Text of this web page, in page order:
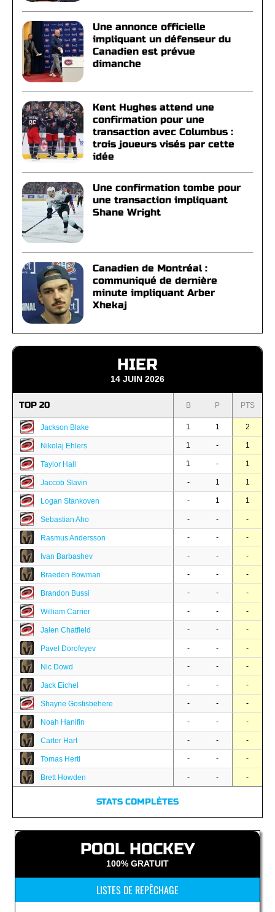
Une annonce officielle
impliquant un défenseur du
Canadien est prévue
dimanche
Kent Hughes attend une
confirmation pour une
transaction avec Columbus :
trois joueurs visés par cette
idée
Une confirmation tombe pour
une transaction impliquant
Shane Wright
Canadien de Montréal :
communiqué de dernière
minute impliquant Arber
Xhekaj
HIER
14 JUIN 2026
TOP 20 B P PTS
Jackson Blake 1 1 2
Nikolaj Ehlers 1 - 1
Taylor Hall 1 - 1
Jaccob Slavin - 1 1
Logan Stankoven - 1 1
Sebastian Aho - - -
Rasmus Andersson - - -
Ivan Barbashev - - -
Braeden Bowman - - -
Brandon Bussi - - -
William Carrier - - -
Jalen Chatfield - - -
Pavel Dorofeyev - - -
Nic Dowd - - -
Jack Eichel - - -
Shayne Gostisbehere - - -
Noah Hanifin - - -
Carter Hart - - -
Tomas Hertl - - -
Brett Howden - - -
STATS COMPLÈTES
POOL HOCKEY
100% GRATUIT
LISTES DE REPÊCHAGE